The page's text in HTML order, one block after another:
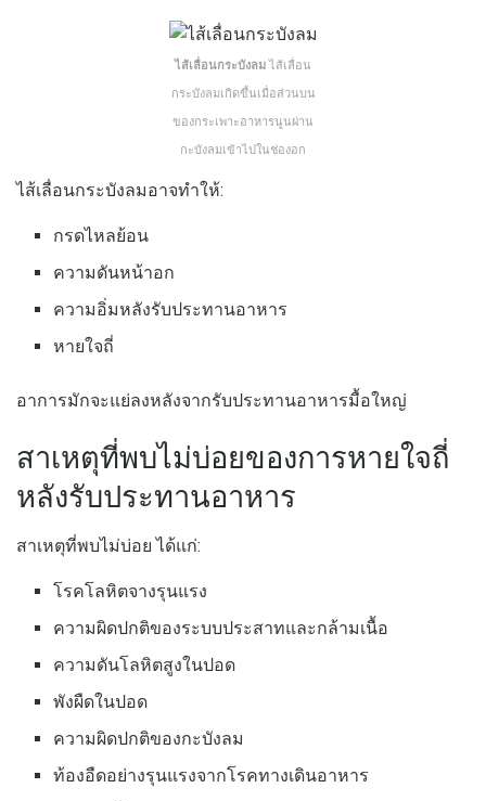
ไส้เลื่อนกระบังลมไส้เลื่อน
กระบังลมเกิดขึ้นเมื่อส่วนบน
ของกระเพาะอาหารนูนผ่าน
กะบังลมเข้าไปในช่องอก
ไส้เลื่อนกระบังลมอาจทำให้:
กรดไหลย้อน
ความดันหน้าอก
ความอิ่มหลังรับประทานอาหาร
หายใจถี่
อาการมักจะแย่ลงหลังจากรับประทานอาหารมื้อใหญ่
สาเหตุที่พบไม่บ่อยของการหายใจถี่
หลังรับประทานอาหาร
สาเหตุที่พบไม่บ่อย ได้แก่:
โรคโลหิตจางรุนแรง
ความผิดปกติของระบบประสาทและกล้ามเนื้อ
ความดันโลหิตสูงในปอด
พังผืดในปอด
ความผิดปกติของกะบังลม
ท้องอืดอย่างรุนแรงจากโรคทางเดินอาหาร